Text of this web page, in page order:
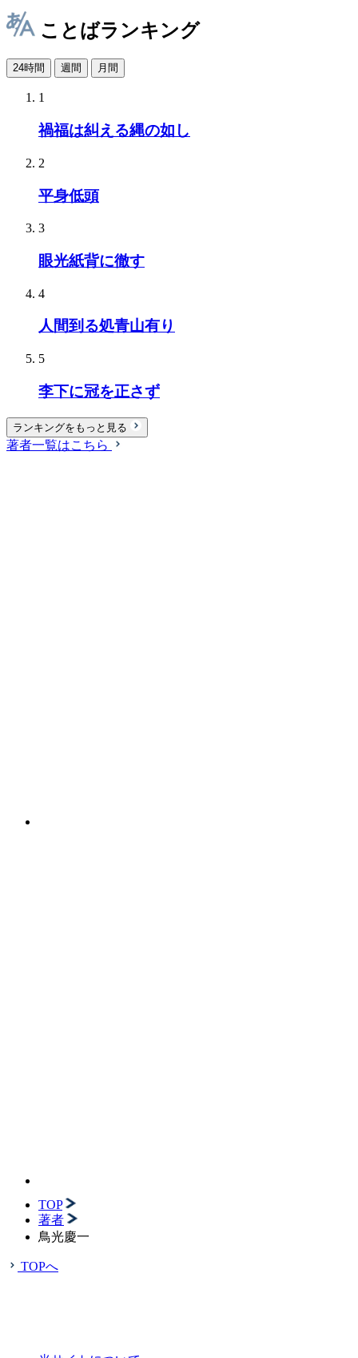
ことばランキング
24時間 週間 月間
1
禍福は糾える縄の如し
2
平身低頭
3
眼光紙背に徹す
4
人間到る処青山有り
5
李下に冠を正さず
ランキングをもっと見る
著者一覧はこちら
TOP
著者
鳥光慶一
TOPへ